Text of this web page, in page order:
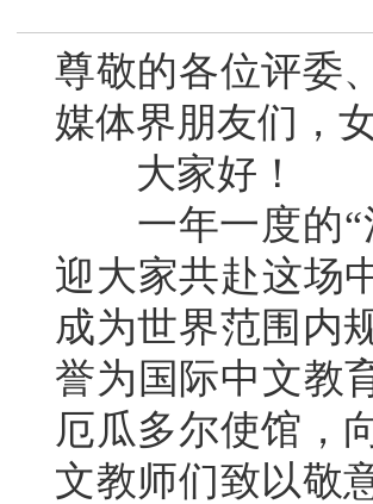
尊敬的各位评委
媒体界朋友们，
大家好！
一年一度的“
迎大家共赴这场
成为世界范围内
誉为国际中文教
厄瓜多尔使馆，
文教师们致以敬